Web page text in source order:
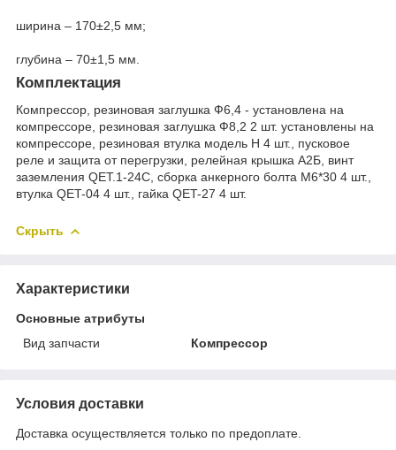
ширина – 170±2,5 мм;
глубина – 70±1,5 мм.
Комплектация
Компрессор, резиновая заглушка Ф6,4 - установлена на
компрессоре, резиновая заглушка Ф8,2 2 шт. установлены на
компрессоре, резиновая втулка модель Н 4 шт., пусковое
реле и защита от перегрузки, релейная крышка А2Б, винт
заземления QET.1-24С, сборка анкерного болта М6*30 4 шт.,
втулка QET-04 4 шт., гайка QET-27 4 шт.
Скрыть
Характеристики
Основные атрибуты
Вид запчасти
Компрессор
Условия доставки
Доставка осуществляется только по предоплате.